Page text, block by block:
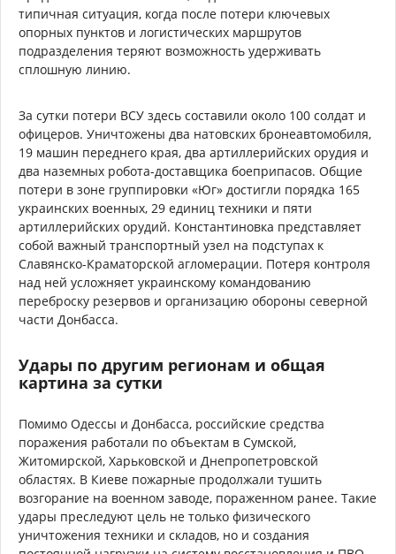
типичная ситуация, когда после потери ключевых
опорных пунктов и логистических маршрутов
подразделения теряют возможность удерживать
сплошную линию.
За сутки потери ВСУ здесь составили около 100 солдат и
офицеров. Уничтожены два натовских бронеавтомобиля,
19 машин переднего края, два артиллерийских орудия и
два наземных робота-доставщика боеприпасов. Общие
потери в зоне группировки «Юг» достигли порядка 165
украинских военных, 29 единиц техники и пяти
артиллерийских орудий. Константиновка представляет
собой важный транспортный узел на подступах к
Славянско-Краматорской агломерации. Потеря контроля
над ней усложняет украинскому командованию
переброску резервов и организацию обороны северной
части Донбасса.
Удары по другим регионам и общая
картина за сутки
Помимо Одессы и Донбасса, российские средства
поражения работали по объектам в Сумской,
Житомирской, Харьковской и Днепропетровской
областях. В Киеве пожарные продолжали тушить
возгорание на военном заводе, пораженном ранее. Такие
удары преследуют цель не только физического
уничтожения техники и складов, но и создания